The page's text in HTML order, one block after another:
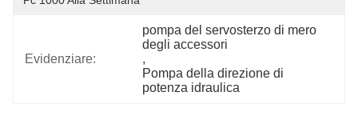
Evidenziare:
pompa del servosterzo di mero
degli accessori
,
Pompa della direzione di
potenza idraulica